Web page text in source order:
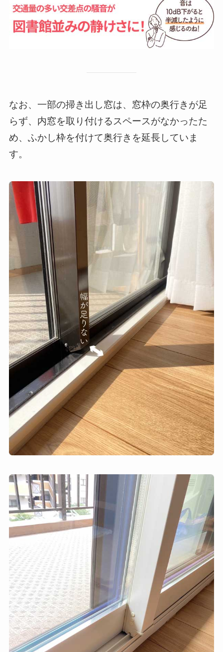
なお、一部の掃き出し窓は、窓枠の奥行きが足
らず、内窓を取り付けるスペースがなかったた
め、ふかし枠を付けて奥行きを延長していま
す。